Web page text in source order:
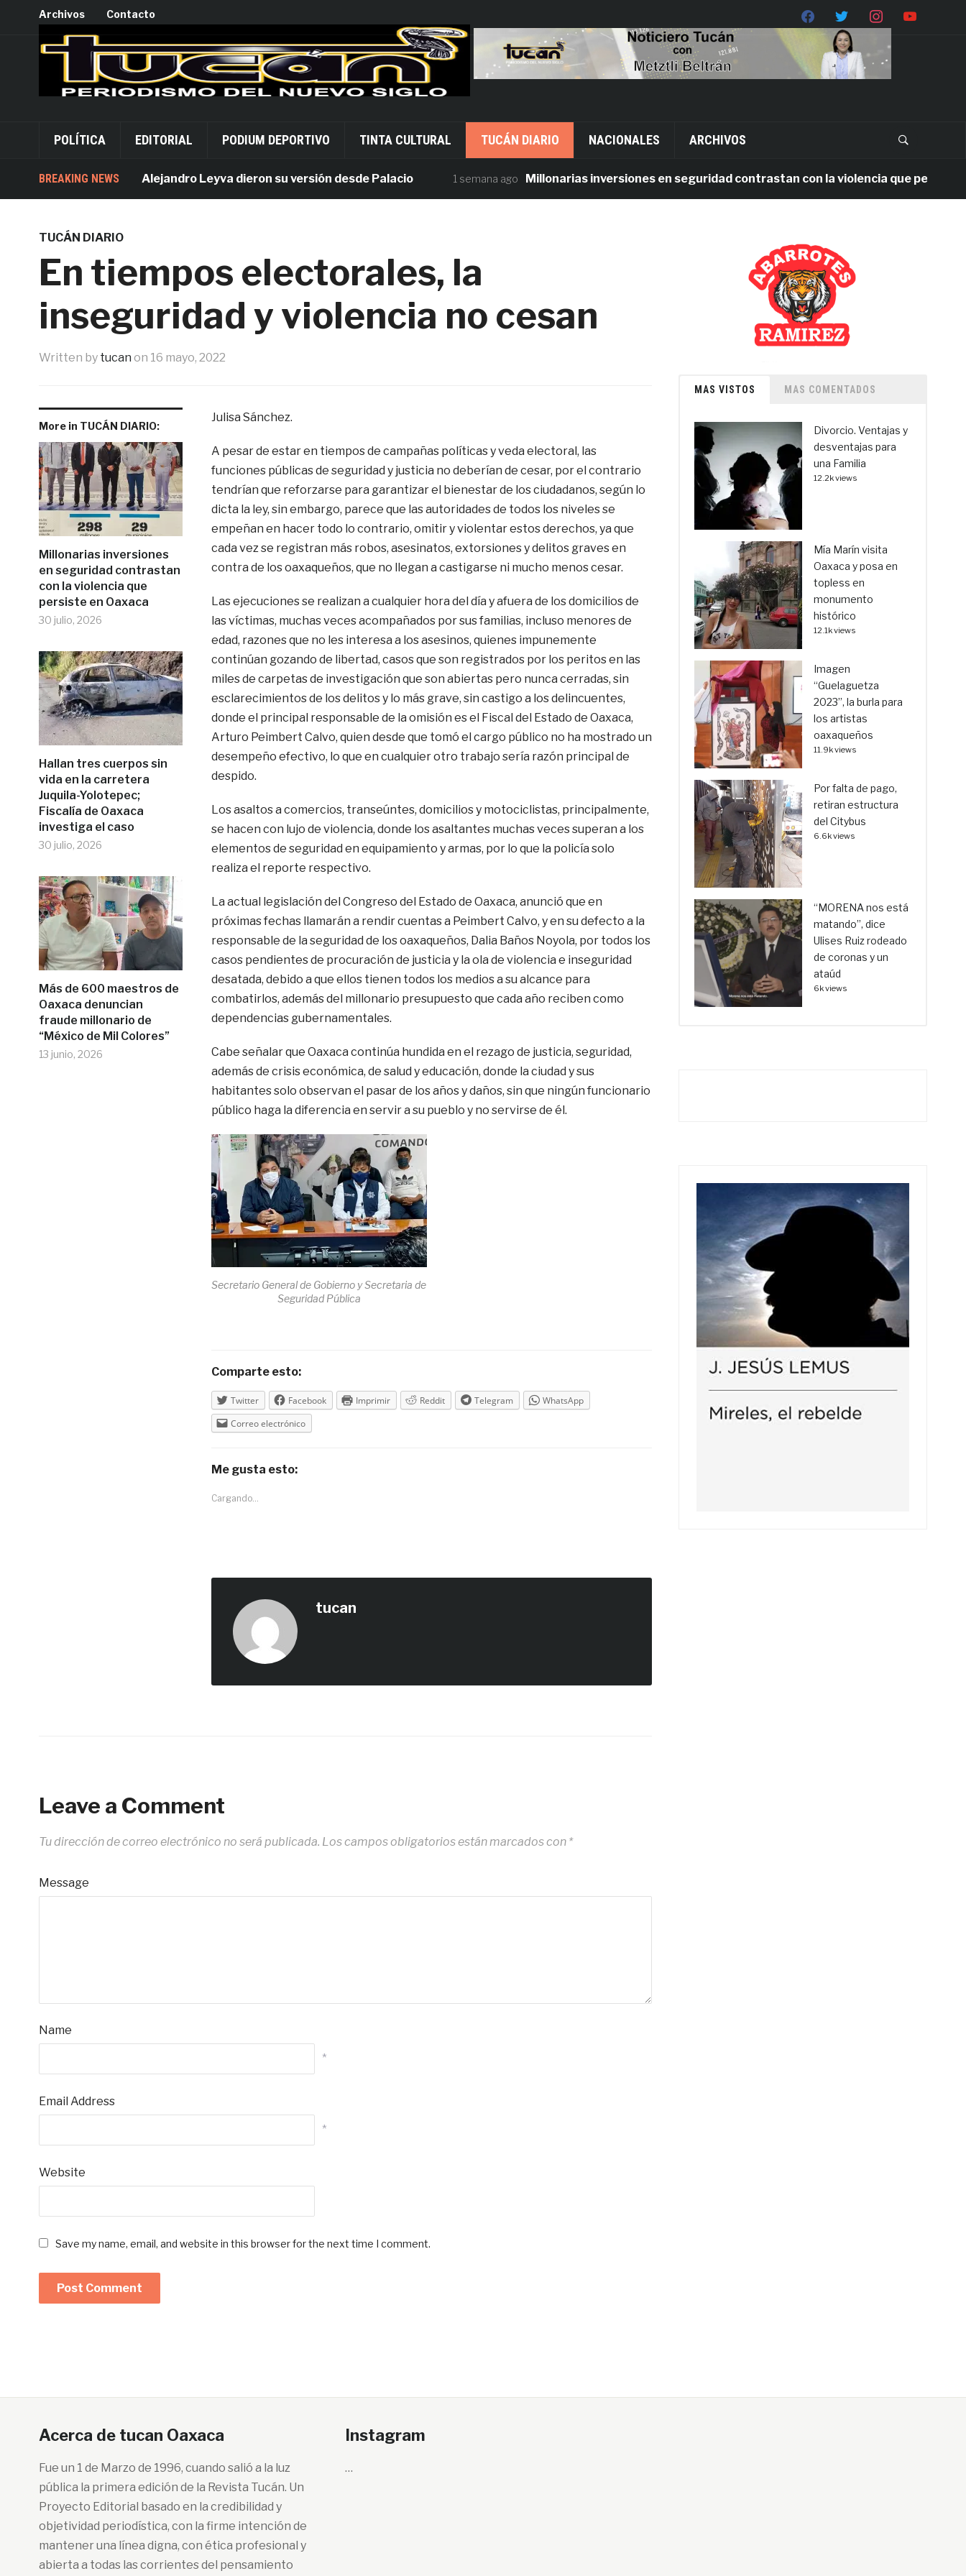
Archivos Contacto
POLÍTICA EDITORIAL PODIUM DEPORTIVO TINTA CULTURAL TUCÁN DIARIO NACIONALES ARCHIVOS
BREAKING NEWS
Acusados por Alejandro Leyva dieron su versión desde Palacio 1 semana ago Millonarias inversiones en seguridad contrastan con la violencia que persiste en
TUCÁN DIARIO
En tiempos electorales, la
inseguridad y violencia no cesan
Written by tucan on 16 mayo, 2022
More in TUCÁN DIARIO:
Millonarias inversiones
en seguridad contrastan
con la violencia que
persiste en Oaxaca
30 julio, 2026
Hallan tres cuerpos sin
vida en la carretera
Juquila-Yolotepec;
Fiscalía de Oaxaca
investiga el caso
30 julio, 2026
Más de 600 maestros de
Oaxaca denuncian
fraude millonario de
“México de Mil Colores”
13 junio, 2026
Julisa Sánchez.
A pesar de estar en tiempos de campañas políticas y veda electoral, las
funciones públicas de seguridad y justicia no deberían de cesar, por el contrario
tendrían que reforzarse para garantizar el bienestar de los ciudadanos, según lo
dicta la ley, sin embargo, parece que las autoridades de todos los niveles se
empeñan en hacer todo lo contrario, omitir y violentar estos derechos, ya que
cada vez se registran más robos, asesinatos, extorsiones y delitos graves en
contra de los oaxaqueños, que no llegan a castigarse ni mucho menos cesar.
Las ejecuciones se realizan a cualquier hora del día y afuera de los domicilios de
las víctimas, muchas veces acompañados por sus familias, incluso menores de
edad, razones que no les interesa a los asesinos, quienes impunemente
continúan gozando de libertad, casos que son registrados por los peritos en las
miles de carpetas de investigación que son abiertas pero nunca cerradas, sin
esclarecimientos de los delitos y lo más grave, sin castigo a los delincuentes,
donde el principal responsable de la omisión es el Fiscal del Estado de Oaxaca,
Arturo Peimbert Calvo, quien desde que tomó el cargo público no ha mostrado un
desempeño efectivo, lo que en cualquier otro trabajo sería razón principal de
despido.
Los asaltos a comercios, transeúntes, domicilios y motociclistas, principalmente,
se hacen con lujo de violencia, donde los asaltantes muchas veces superan a los
elementos de seguridad en equipamiento y armas, por lo que la policía solo
realiza el reporte respectivo.
La actual legislación del Congreso del Estado de Oaxaca, anunció que en
próximas fechas llamarán a rendir cuentas a Peimbert Calvo, y en su defecto a la
responsable de la seguridad de los oaxaqueños, Dalia Baños Noyola, por todos los
casos pendientes de procuración de justicia y la ola de violencia e inseguridad
desatada, debido a que ellos tienen todos los medios a su alcance para
combatirlos, además del millonario presupuesto que cada año reciben como
dependencias gubernamentales.
Cabe señalar que Oaxaca continúa hundida en el rezago de justicia, seguridad,
además de crisis económica, de salud y educación, donde la ciudad y sus
habitantes solo observan el pasar de los años y daños, sin que ningún funcionario
público haga la diferencia en servir a su pueblo y no servirse de él.
Secretario General de Gobierno y Secretaria de
Seguridad Pública
Comparte esto:
Twitter Facebook Imprimir Reddit Telegram
WhatsApp
Correo electrónico
Me gusta esto:
Cargando...
tucan
Leave a Comment
Tu dirección de correo electrónico no será publicada. Los campos obligatorios están marcados con *
Message
Name
*
Email Address
*
Website
Save my name, email, and website in this browser for the next time I comment.
MAS VISTOS MAS COMENTADOS
Divorcio. Ventajas y
desventajas para
una Familia
12.2k views
Mía Marín visita
Oaxaca y posa en
topless en
monumento
histórico
12.1k views
Imagen
“Guelaguetza
2023”, la burla para
los artistas
oaxaqueños
11.9k views
Por falta de pago,
retiran estructura
del Citybus
6.6k views
“MORENA nos está
matando”, dice
Ulises Ruiz rodeado
de coronas y un
ataúd
6k views
Acerca de tucan Oaxaca
Fue un 1 de Marzo de 1996, cuando salió a la luz
pública la primera edición de la Revista Tucán. Un
Proyecto Editorial basado en la credibilidad y
objetividad periodística, con la firme intención de
mantener una línea digna, con ética profesional y
abierta a todas las corrientes del pensamiento
Instagram
…